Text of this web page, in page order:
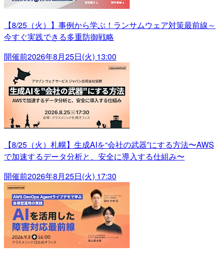
【8/25（火）】事例から学ぶ！ランサムウェア対策最前線～
今すぐ実践できる多重防御戦略
開催前2026年8月25日(火) 13:00
【8/25（火）札幌】生成AIを“会社の武器”にする方法〜AWS
で加速するデータ分析と、安全に導入する仕組み〜
開催前2026年8月25日(火) 17:30